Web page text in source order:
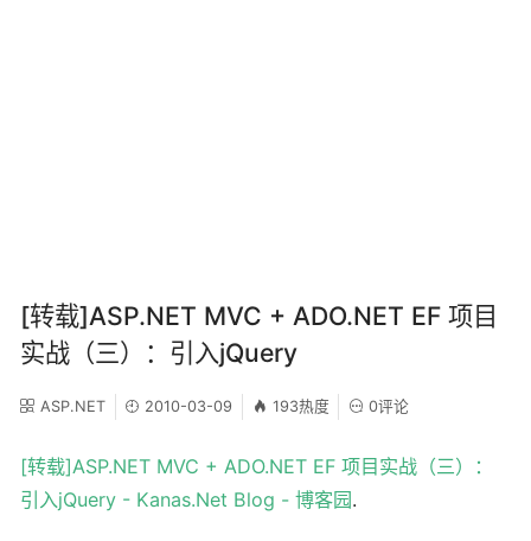
[转载]ASP.NET MVC + ADO.NET EF 项目
实战（三）：引入jQuery
ASP.NET 2010-03-09 193热度 0评论
[转载]ASP.NET MVC + ADO.NET EF 项目实战（三）：
引入jQuery - Kanas.Net Blog - 博客园.